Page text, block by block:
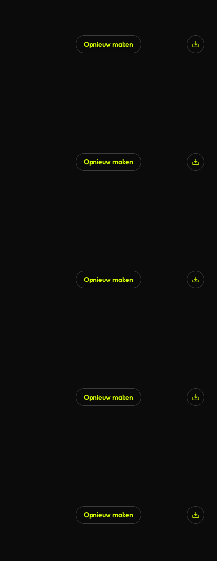
Opnieuw maken
Opnieuw maken
Opnieuw maken
Opnieuw maken
Opnieuw maken